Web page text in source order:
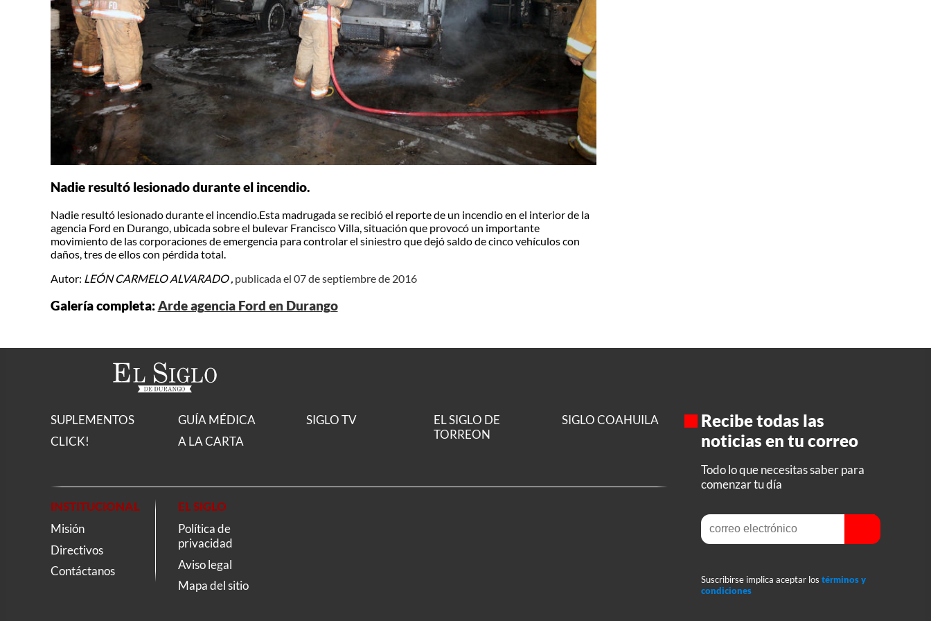
Nadie resultó lesionado durante el incendio.
Nadie resultó lesionado durante el incendio.Esta madrugada se recibió el reporte de un incendio en el interior de la
agencia Ford en Durango, ubicada sobre el bulevar Francisco Villa, situación que provocó un importante
movimiento de las corporaciones de emergencia para controlar el siniestro que dejó saldo de cinco vehículos con
daños, tres de ellos con pérdida total.
Autor: LEÓN CARMELO ALVARADO , publicada el 07 de septiembre de 2016
Galería completa:Arde agencia Ford en Durango
SUPLEMENTOS
CLICK!
GUÍA MÉDICA
A LA CARTA
SIGLO TV
EL SIGLO DE
TORREON
SIGLO COAHUILA
INSTITUCIONAL
Misión
Directivos
Contáctanos
EL SIGLO
Política de
privacidad
Aviso legal
Mapa del sitio
Recibe todas las
noticias en tu correo
Todo lo que necesitas saber para
comenzar tu día
Suscribirse implica aceptar los términos y
condiciones